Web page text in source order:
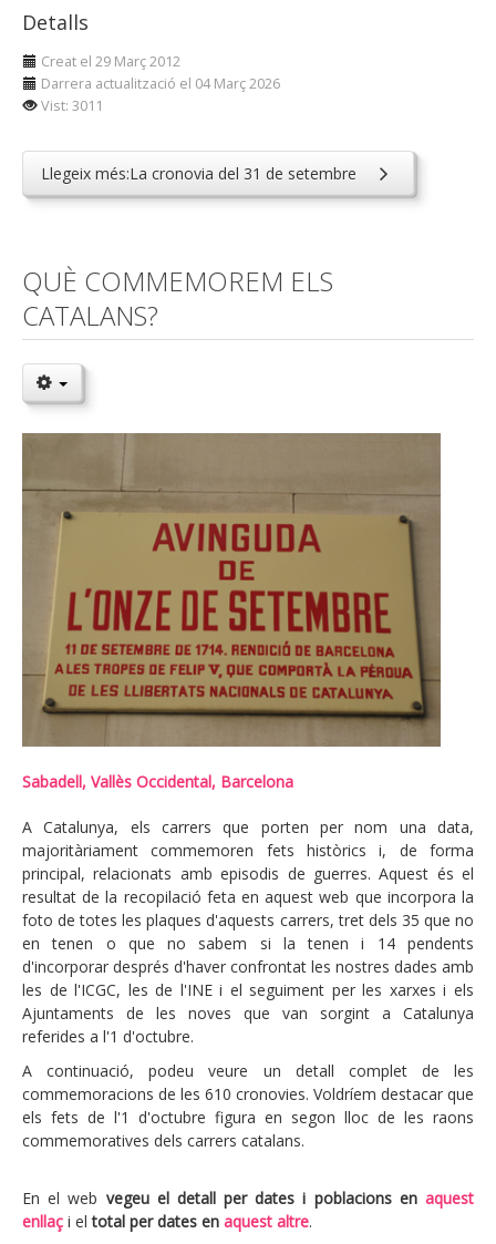
Detalls
Creat el 29 Març 2012
Darrera actualització el 04 Març 2026
Vist: 3011
Llegeix més:La cronovia del 31 de setembre
QUÈ COMMEMOREM ELS
CATALANS?
Sabadell, Vallès Occidental, Barcelona
A Catalunya, els carrers que porten per nom una data,
majoritàriament commemoren fets històrics i, de forma
principal, relacionats amb episodis de guerres. Aquest és el
resultat de la recopilació feta en aquest web que incorpora la
foto de totes les plaques d'aquests carrers, tret dels 35 que no
en tenen o que no sabem si la tenen i 14 pendents
d'incorporar després d'haver confrontat les nostres dades amb
les de l'ICGC, les de l'INE i el seguiment per les xarxes i els
Ajuntaments de les noves que van sorgint a Catalunya
referides a l'1 d'octubre.
A continuació, podeu veure un detall complet de les
commemoracions de les 610 cronovies. Voldríem destacar que
els fets de l'1 d'octubre figura en segon lloc de les raons
commemoratives dels carrers catalans.
En el web vegeu el detall per dates i poblacions enaquest
enllaç i eltotal per dates en aquest altre.